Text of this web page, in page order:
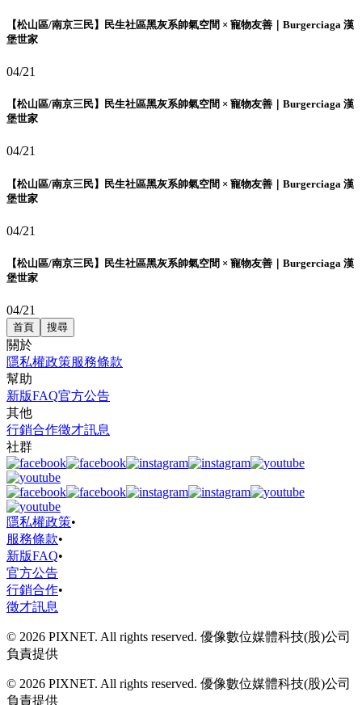
【松山區/南京三民】民生社區黑灰系帥氣空間 × 寵物友善｜Burgerciaga 漢
堡世家
04/21
【松山區/南京三民】民生社區黑灰系帥氣空間 × 寵物友善｜Burgerciaga 漢
堡世家
04/21
【松山區/南京三民】民生社區黑灰系帥氣空間 × 寵物友善｜Burgerciaga 漢
堡世家
04/21
【松山區/南京三民】民生社區黑灰系帥氣空間 × 寵物友善｜Burgerciaga 漢
堡世家
04/21
首頁 搜尋
關於
隱私權政策服務條款
幫助
新版FAQ官方公告
其他
行銷合作徵才訊息
社群
隱私權政策•
服務條款•
新版FAQ•
官方公告
行銷合作•
徵才訊息
© 2026 PIXNET. All rights reserved. 優像數位媒體科技(股)公司
負責提供
© 2026 PIXNET. All rights reserved. 優像數位媒體科技(股)公司
負責提供